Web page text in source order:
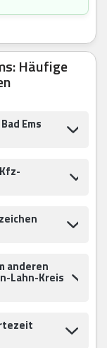
Häufige
Ems
anderen
Lahn-Kreis